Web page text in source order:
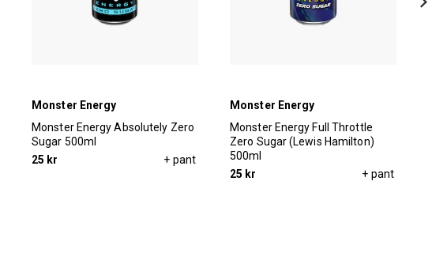
Monster Energy
Monster Energy Absolutely Zero
Sugar 500ml
25 kr
+ pant
Monster Energy
Monster Energy Full Throttle
Zero Sugar (Lewis Hamilton)
500ml
25 kr
+ pant